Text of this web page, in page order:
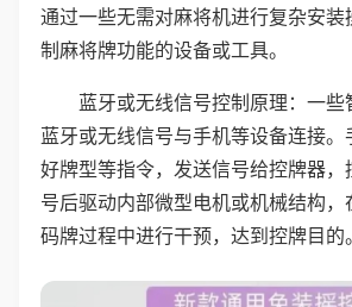
通过一些无需对麻将机进行复杂安装
制麻将牌功能的设备或工具。
蓝牙或无线信号控制原理：一些
蓝牙或无线信号与手机等设备连接
好牌型等指令，发送信号给控牌器，
号后驱动内部微型电机或机械结构，
码牌过程中进行干预，达到控牌目的。